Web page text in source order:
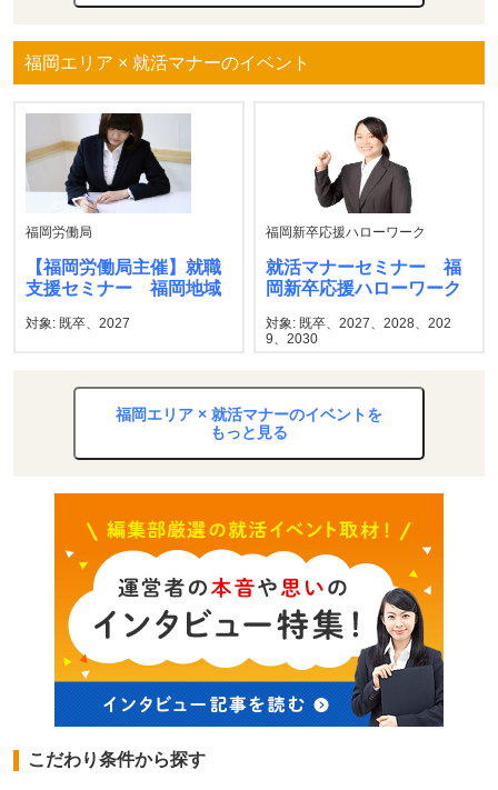
福岡エリア × 就活マナーのイベント
福岡労働局
【福岡労働局主催】就職
支援セミナー 福岡地域
対象: 既卒、2027
福岡新卒応援ハローワーク
就活マナーセミナー 福
岡新卒応援ハローワーク
対象: 既卒、2027、2028、202
9、2030
福岡エリア × 就活マナーのイベントを
もっと見る
こだわり条件から探す